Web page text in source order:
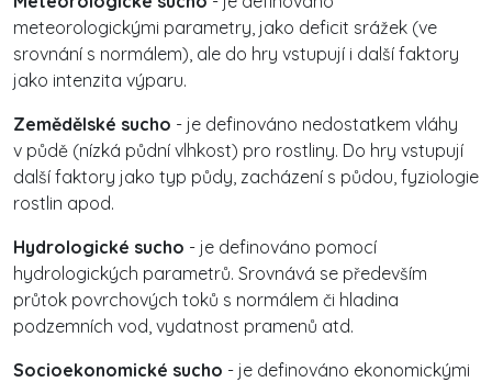
meteorologickými parametry, jako deficit srážek (ve
srovnání s normálem), ale do hry vstupují i další faktory
jako intenzita výparu.
Zemědělské sucho - je definováno nedostatkem vláhy
v půdě (nízká půdní vlhkost) pro rostliny. Do hry vstupují
další faktory jako typ půdy, zacházení s půdou, fyziologie
rostlin apod.
Hydrologické sucho - je definováno pomocí
hydrologických parametrů. Srovnává se především
průtok povrchových toků s normálem či hladina
podzemních vod, vydatnost pramenů atd.
Socioekonomické sucho - je definováno ekonomickými